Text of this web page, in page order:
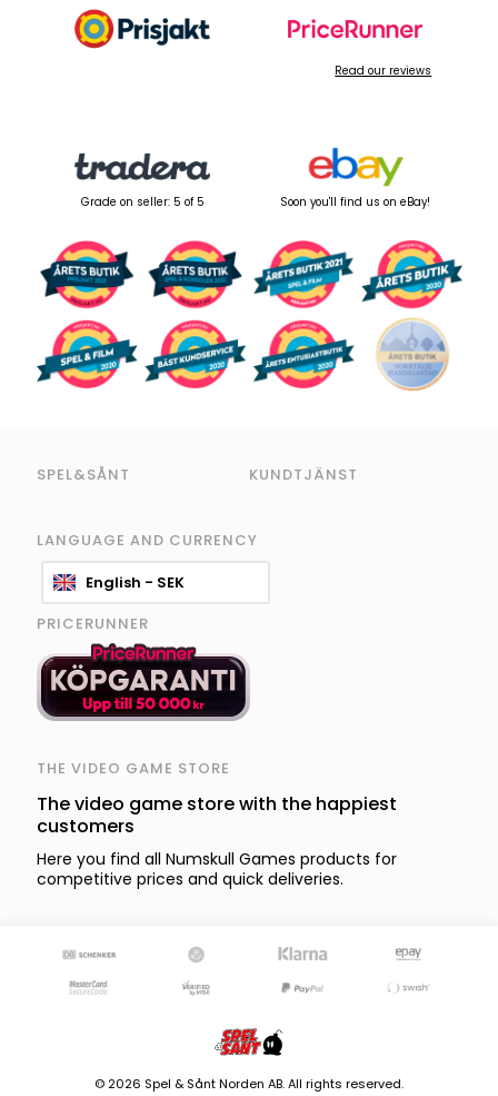
Read our reviews
Grade on seller: 5 of 5 Soon you'll find us on eBay!
SPEL&SÅNT KUNDTJÄNST
LANGUAGE AND CURRENCY
English - SEK
PRICERUNNER
THE VIDEO GAME STORE
The video game store with the happiest
customers
Here you find all Numskull Games products for
competitive prices and quick deliveries.
© 2026 Spel & Sånt Norden AB. All rights reserved.